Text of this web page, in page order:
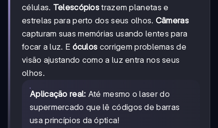
células. Telescópios trazem planetas e
estrelas para perto dos seus olhos. Câmeras
capturam suas memórias usando lentes para
focar a luz. E óculos corrigem problemas de
visão ajustando como a luz entra nos seus
olhos.
Aplicação real: Até mesmo o laser do
supermercado que lê códigos de barras
usa princípios da óptica!